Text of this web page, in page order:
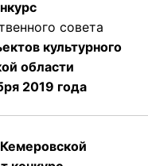
совета
культурного
области
2019 года